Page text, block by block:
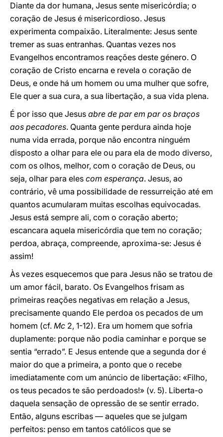
Diante da dor humana, Jesus sente misericórdia; o
coração de Jesus é misericordioso. Jesus
experimenta compaixão. Literalmente: Jesus sente
tremer as suas entranhas. Quantas vezes nos
Evangelhos encontramos reações deste género. O
coração de Cristo encarna e revela o coração de
Deus, e onde há um homem ou uma mulher que sofre,
Ele quer a sua cura, a sua libertação, a sua vida plena.
É por isso que Jesus abre de par em par os braços
aos pecadores. Quanta gente perdura ainda hoje
numa vida errada, porque não encontra ninguém
disposto a olhar para ele ou para ela de modo diverso,
com os olhos, melhor, com o coração de Deus, ou
seja, olhar para eles com esperança. Jesus, ao
contrário, vê uma possibilidade de ressurreição até em
quantos acumularam muitas escolhas equivocadas.
Jesus está sempre ali, com o coração aberto;
escancara aquela misericórdia que tem no coração;
perdoa, abraça, compreende, aproxima-se: Jesus é
assim!
Às vezes esquecemos que para Jesus não se tratou de
um amor fácil, barato. Os Evangelhos frisam as
primeiras reações negativas em relação a Jesus,
precisamente quando Ele perdoa os pecados de um
homem (cf. Mc 2, 1-12). Era um homem que sofria
duplamente: porque não podia caminhar e porque se
sentia “errado”. E Jesus entende que a segunda dor é
maior do que a primeira, a ponto que o recebe
imediatamente com um anúncio de libertação: «Filho,
os teus pecados te são perdoados!» (v. 5). Liberta-o
daquela sensação de opressão de se sentir errado.
Então, alguns escribas — aqueles que se julgam
perfeitos: penso em tantos católicos que se